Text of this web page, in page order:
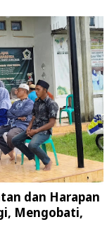
dan Harapan
Mengobati,